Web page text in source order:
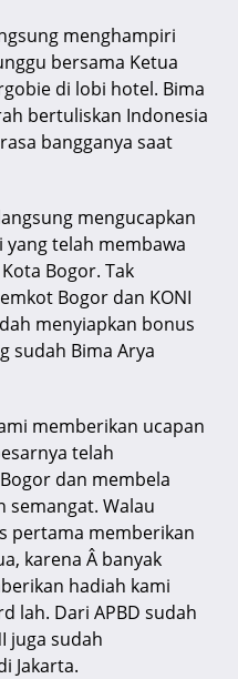
menghampiri
bersama Ketua
di lobi hotel. Bima
bertuliskan Indonesia
bangganya saat
mengucapkan
telah membawa
Bogor. Tak
Bogor dan KONI
menyiapkan bonus
sudah Bima Arya
memberikan ucapan
telah
dan membela
semangat. Walau
pertama memberikan
karena Â banyak
hadiah kami
lah. Dari APBD sudah
juga sudah
Jakarta.